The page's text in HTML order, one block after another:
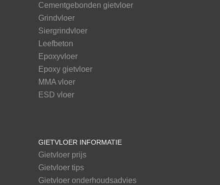
Cementgebonden gietvloer
Grindvloer
Siergrindvloer
Leefbeton
Epoxyvloer
Epoxy gietvloer
MMA vloer
ESD vloer
GIETVLOER INFORMATIE
Gietvloer prijs
Gietvloer tips
Gietvloer onderhoudsadvies